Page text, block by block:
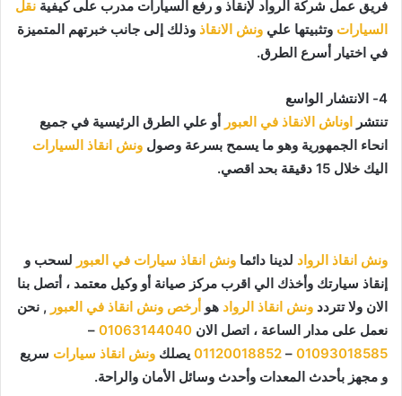
فريق عمل شركة الرواد لإنقاذ و رفع السيارات مدرب على كيفية نقل
السيارات وتثبيتها علي ونش الانقاذ وذلك إلى جانب خبرتهم المتميزة
في اختيار أسرع الطرق.
4- الانتشار الواسع
تنتشر اوناش الانقاذ في العبور أو علي الطرق الرئيسية في جميع
انحاء الجمهورية وهو ما يسمح بسرعة وصول ونش انقاذ السيارات
اليك خلال 15 دقيقة بحد اقصي.
ونش انقاذ الرواد لدينا دائما ونش انقاذ سيارات في العبور لسحب و
إنقاذ سيارتك وأخذك الي اقرب مركز صيانة أو وكيل معتمد ، أتصل بنا
الان ولا تتردد ونش انقاذ الرواد هو أرخص ونش انقاذ في العبور , نحن
نعمل على مدار الساعة ، اتصل الان 01063144040
–
01093018585
–
01120018852 يصلك ونش انقاذ سيارات سريع
و مجهز بأحدث المعدات وأحدث وسائل الأمان والراحة.